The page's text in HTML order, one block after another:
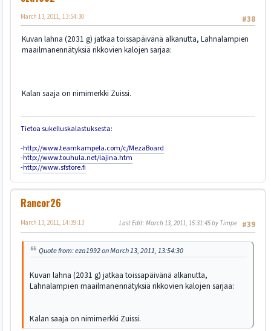
#38
March 13, 2011, 13:54:30
Kuvan lahna (2031 g) jatkaa toissapäivänä alkanutta, Lahnalampien
maailmanennätyksiä rikkovien kalojen sarjaa:
Kalan saaja on nimimerkki Zuissi.
Tietoa sukelluskalastuksesta:
-http://www.teamkampela.com/c/MezaBoard
-http://www.touhula.net/lajina.htm
-http://www.sfstore.fi
Rancor26
#39
March 13, 2011, 14:39:13 Last Edit: March 13, 2011, 15:31:45 by Timpe
Quote from: eza1992 on March 13, 2011, 13:54:30
Kuvan lahna (2031 g) jatkaa toissapäivänä alkanutta,
Lahnalampien maailmanennätyksiä rikkovien kalojen sarjaa:
Kalan saaja on nimimerkki Zuissi.